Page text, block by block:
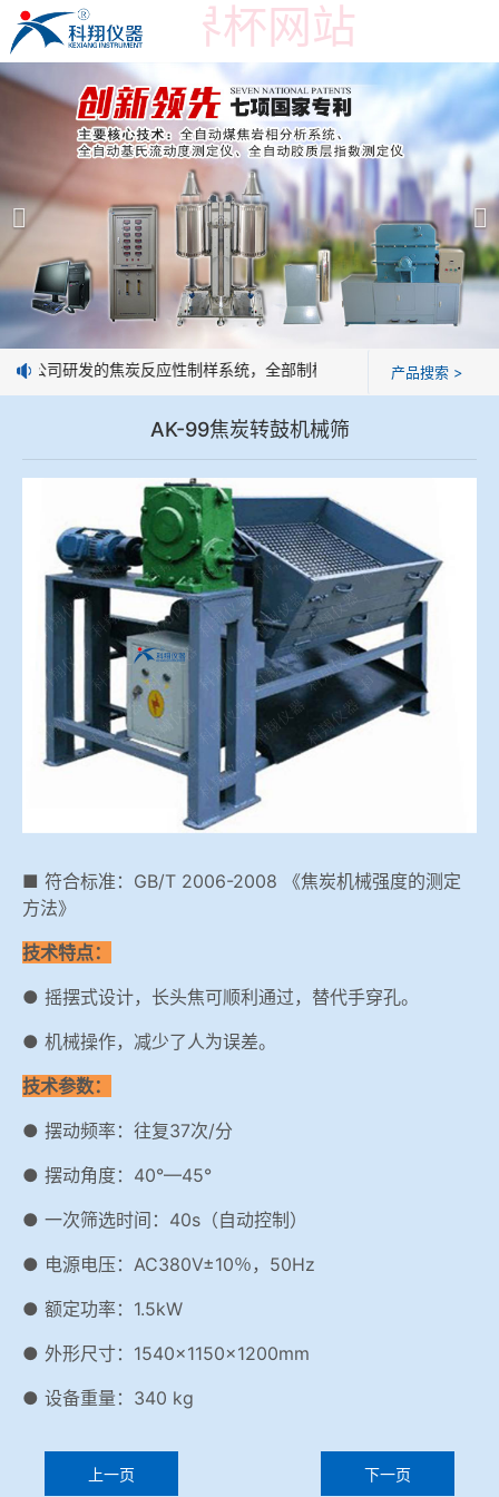
在线买世界杯网站
在线买世界杯网站
产品展示 ＞
焦炭高温性能检测系统
焦化行业检测及优化配煤设备
球团矿/烧结矿/块矿高温冶金性能检测系统
烧结/球团优化配矿研究设备
高炉配吹煤检测设备
冶金渣、保护渣等高温物性检测设备
冶金石灰活性度测定仪
矿石、焦炭物理检测及制样设备
工业分析、测硫仪等
公司简介
在线买世界杯网站
企业业绩
技术交流
标准下载
企业荣誉
在线买世界杯网站
我公司研发的焦炭反应性制样系统，全部制样过程机械化操作，没有
产品搜索 >
AK-99焦炭转鼓机械筛
■ 符合标准：GB/T 2006-2008 《焦炭机械强度的测定
方法》
技术特点：
● 摇摆式设计，长头焦可顺利通过，替代手穿孔。
● 机械操作，减少了人为误差。
技术参数：
● 摆动频率：往复37次/分
● 摆动角度：40°—45°
● 一次筛选时间：40s（自动控制）
● 电源电压：AC380V±10％，50Hz
● 额定功率：1.5kW
● 外形尺寸：1540×1150×1200mm
● 设备重量：340 kg
上一页 下一页